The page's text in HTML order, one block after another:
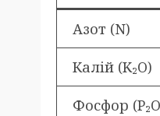
Азот (N)
Калій (K₂O)
Фосфор